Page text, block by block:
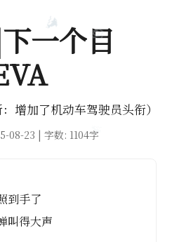
一个目
增加了机动车驾驶员头衔）
08-23 | 字数: 1104字
到手了
叫得大声
🐬